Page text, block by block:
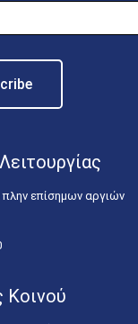
επίσημων αργιών
Κοινού